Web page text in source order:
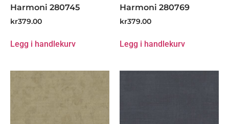
Harmoni 280745
kr379.00
Legg i handlekurv
Harmoni 280769
kr379.00
Legg i handlekurv